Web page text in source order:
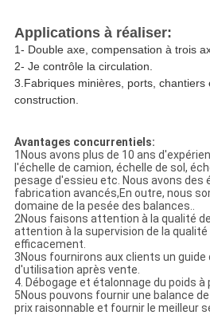
Applications à réaliser:
1- Double axe, compensation à trois
2- Je contrôle la circulation.
3.Fabriques minières, ports, chantiers
construction.
Avantages concurrentiels:
1Nous avons plus de 10 ans
l'échelle de camion, échelle de sol,
pesage d'essieu etc. Nous avons des
fabrication avancés,En outre, nous
domaine de la pesée des balances..
2Nous faisons attention à la qualité
attention à la supervision de la
efficacement.
3Nous fournirons aux clients un
d'utilisation après vente.
4. Débogage et étalonnage du poids à
5Nous pouvons fournir une balance
prix raisonnable et fournir le meilleur